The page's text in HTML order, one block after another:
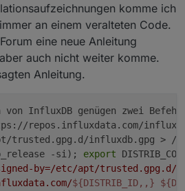
komme ich
an einem veralteten Code.
eine neue Anleitung
auch nicht weiter komme.
Anleitung.
InfluxDB genügen zwei
repos.influxdata.com/
trusted.gpg.d/influxdb.gpg > /
-si); export
by=/etc/apt/
${DISTRIB_ID,,}